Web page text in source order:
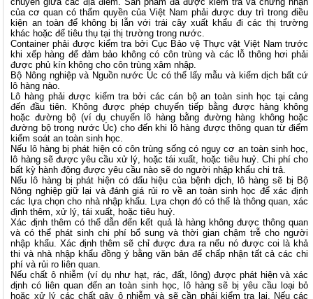
của cơ quan có thẩm quyền của Việt Nam phải được duy trì trong điều
kiện an toàn để không bị lẫn với trái cây xuất khẩu đi các thị trường
khác hoặc để tiêu thụ tại thị trường trong nước.
Container phải được kiểm tra bởi Cục Bảo vệ Thực vật Việt Nam trước
khi xếp hàng để đảm bảo không có côn trùng và các lỗ thông hơi phải
được phủ kín không cho côn trùng xâm nhập.
Bộ Nông nghiệp và Nguồn nước Úc có thể lấy mẫu và kiểm dịch bất cứ
lô hàng nào.
Lô hàng phải được kiểm tra bởi các cán bộ an toàn sinh học tại cảng
đến đầu tiên. Không được phép chuyển tiếp bằng được hàng không
hoặc đường bộ (ví dụ chuyển lô hàng bằng đường hàng không hoặc
đường bộ trong nước Úc) cho đến khi lô hàng được thông quan từ điểm
kiểm soát an toàn sinh học.
Nếu lô hàng bị phát hiện có côn trùng sống có nguy cơ an toàn sinh học,
lô hàng sẽ được yêu cầu xử lý, hoặc tái xuất, hoặc tiêu huỷ. Chi phí cho
bất kỳ hành động được yêu cầu nào sẽ do người nhập khẩu chi trả.
Nếu lô hàng bị phát hiện có dấu hiệu của bệnh dịch, lô hàng sẽ bị Bộ
Nông nghiệp giữ lại và đánh giá rủi ro về an toàn sinh học để xác định
các lựa chọn cho nhà nhập khẩu. Lựa chọn đó có thể là thông quan, xác
định thêm, xử lý, tái xuất, hoặc tiêu huỷ.
Xác định thêm có thể dẫn đến kết quả là hàng không được thông quan
và có thể phát sinh chi phí bổ sung và thời gian chậm trễ cho người
nhập khẩu. Xác định thêm sẽ chỉ được đưa ra nếu nó được coi là khả
thi và nhà nhập khẩu đồng ý bằng văn bản để chấp nhận tất cả các chi
phí và rủi ro liên quan.
Nếu chất ô nhiễm (ví dụ như hạt, rác, đất, lông) được phát hiện và xác
định có liên quan đến an toàn sinh học, lô hàng sẽ bị yêu cầu loại bỏ
hoặc xử lý các chất gây ô nhiễm và sẽ cần phải kiểm tra lại. Nếu các